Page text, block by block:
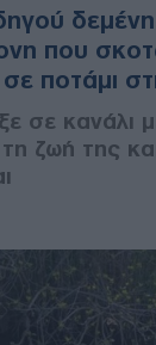
που
ποτάμι
σε κανάλι
ζωή της